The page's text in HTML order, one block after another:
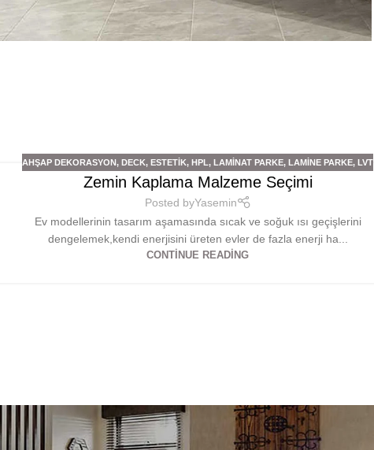
AHŞAP DEKORASYON,DECK,ESTETIK,HPL,LAMINAT PARKE,LAMINE PARKE,LVT
Zemin Kaplama Malzeme Seçimi
Posted byYasemin
Ev modellerinin tasarım aşamasında sıcak ve soğuk ısı geçişlerini
dengelemek,kendi enerjisini üreten evler de fazla enerji ha...
CONTINUE READING